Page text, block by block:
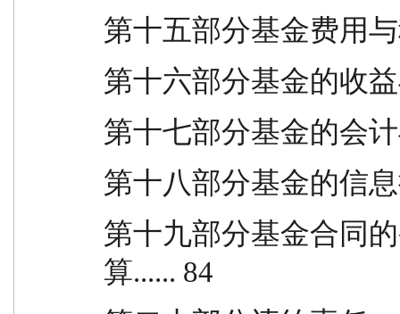
第十五部分基金费用
第十六部分基金的收
第十七部分基金的会
第十八部分基金的信
第十九部分基金合同
算...... 84